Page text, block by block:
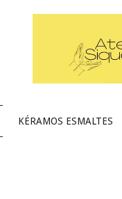
KÉRAMOS ESMALTES